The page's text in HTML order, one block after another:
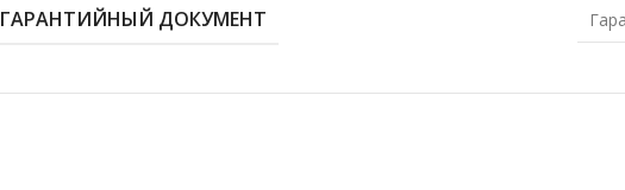
ГАРАНТИЙНЫЙ ДОКУМЕНТ